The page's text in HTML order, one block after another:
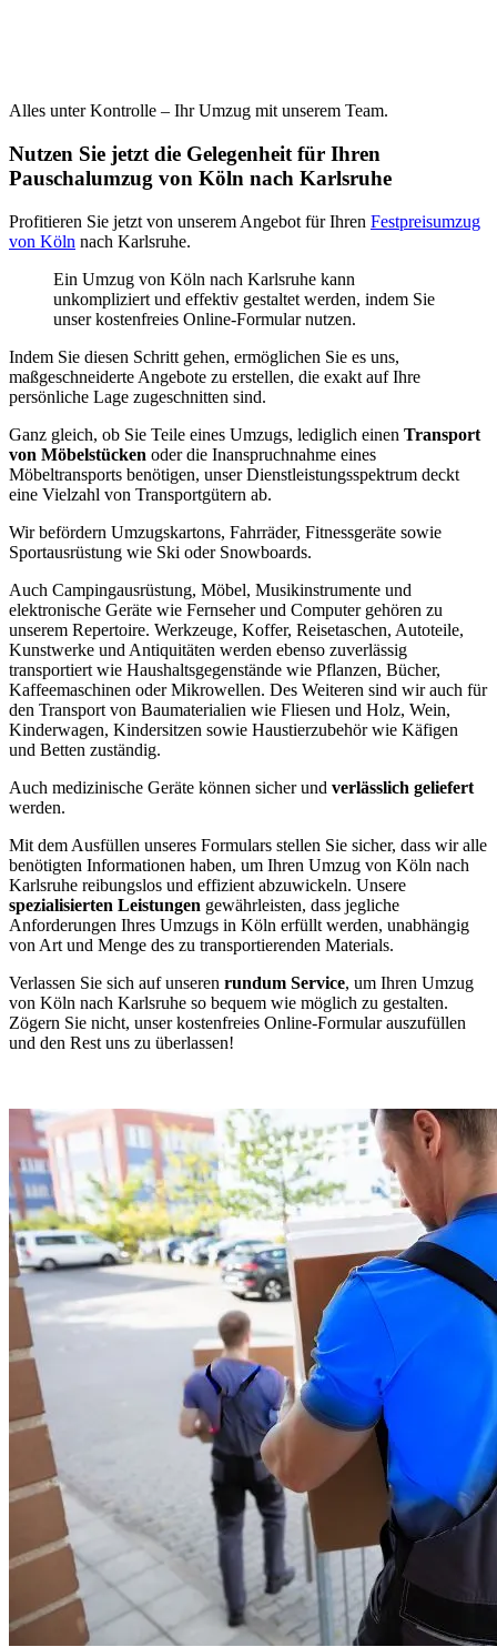
Alles unter Kontrolle – Ihr Umzug mit unserem Team.
Nutzen Sie jetzt die Gelegenheit für Ihren
Pauschalumzug von Köln nach Karlsruhe
Profitieren Sie jetzt von unserem Angebot für Ihren Festpreisumzug
von Köln nach Karlsruhe.
Ein Umzug von Köln nach Karlsruhe kann
unkompliziert und effektiv gestaltet werden, indem Sie
unser kostenfreies Online-Formular nutzen.
Indem Sie diesen Schritt gehen, ermöglichen Sie es uns,
maßgeschneiderte Angebote zu erstellen, die exakt auf Ihre
persönliche Lage zugeschnitten sind.
Ganz gleich, ob Sie Teile eines Umzugs, lediglich einen Transport
von Möbelstücken oder die Inanspruchnahme eines
Möbeltransports benötigen, unser Dienstleistungsspektrum deckt
eine Vielzahl von Transportgütern ab.
Wir befördern Umzugskartons, Fahrräder, Fitnessgeräte sowie
Sportausrüstung wie Ski oder Snowboards.
Auch Campingausrüstung, Möbel, Musikinstrumente und
elektronische Geräte wie Fernseher und Computer gehören zu
unserem Repertoire. Werkzeuge, Koffer, Reisetaschen, Autoteile,
Kunstwerke und Antiquitäten werden ebenso zuverlässig
transportiert wie Haushaltsgegenstände wie Pflanzen, Bücher,
Kaffeemaschinen oder Mikrowellen. Des Weiteren sind wir auch für
den Transport von Baumaterialien wie Fliesen und Holz, Wein,
Kinderwagen, Kindersitzen sowie Haustierzubehör wie Käfigen
und Betten zuständig.
Auch medizinische Geräte können sicher und verlässlich geliefert
werden.
Mit dem Ausfüllen unseres Formulars stellen Sie sicher, dass wir alle
benötigten Informationen haben, um Ihren Umzug von Köln nach
Karlsruhe reibungslos und effizient abzuwickeln. Unsere
spezialisierten Leistungen gewährleisten, dass jegliche
Anforderungen Ihres Umzugs in Köln erfüllt werden, unabhängig
von Art und Menge des zu transportierenden Materials.
Verlassen Sie sich auf unseren rundum Service, um Ihren Umzug
von Köln nach Karlsruhe so bequem wie möglich zu gestalten.
Zögern Sie nicht, unser kostenfreies Online-Formular auszufüllen
und den Rest uns zu überlassen!